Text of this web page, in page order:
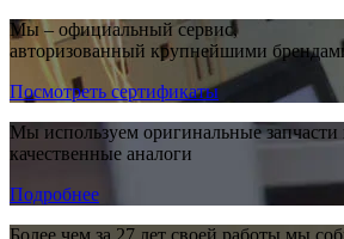
Мы – официальный сервис,
авторизованный крупнейшими
Посмотреть сертификаты
Мы используем оригинальные
качественные аналоги
Подробнее
Более чем за 27 лет своей работы мы